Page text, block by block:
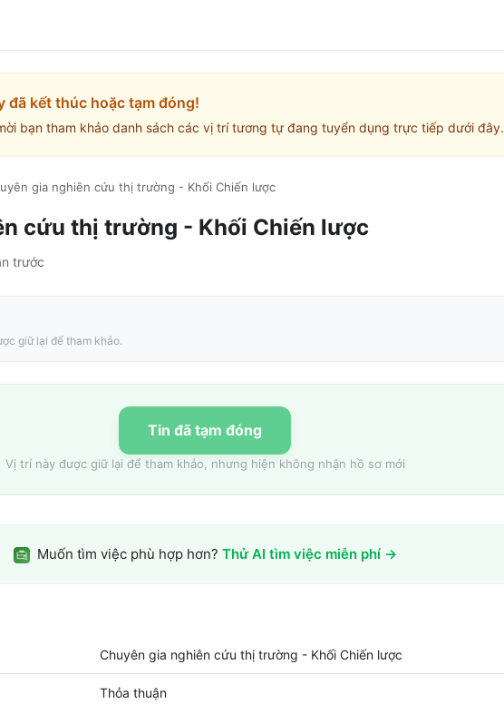
đã kết thúc hoặc tạm đóng!
bạn tham khảo danh sách các vị trí tương tự đang tuyển dụng trực tiếp dưới đây.
gia nghiên cứu thị trường - Khối Chiến lược
cứu thị trường - Khối Chiến lược
trước
giữ lại để tham khảo.
Tin đã tạm đóng
Vị trí này được giữ lại để tham khảo, nhưng hiện không nhận hồ sơ mới
Muốn tìm việc phù hợp hơn? Thử AI tìm việc miễn phí →
Chuyên gia nghiên cứu thị trường - Khối Chiến lược
Thỏa thuận